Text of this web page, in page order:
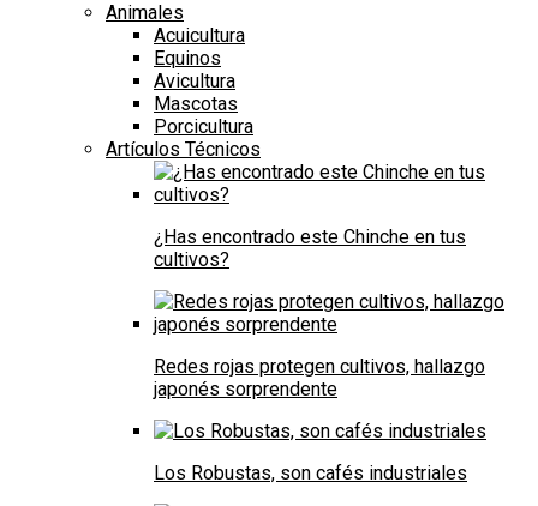
Animales
Acuicultura
Equinos
Avicultura
Mascotas
Porcicultura
Artículos Técnicos
¿Has encontrado este Chinche en tus
cultivos?
Redes rojas protegen cultivos, hallazgo
japonés sorprendente
Los Robustas, son cafés industriales